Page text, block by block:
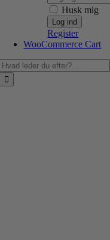
Husk mig
Register
WooCommerce Cart